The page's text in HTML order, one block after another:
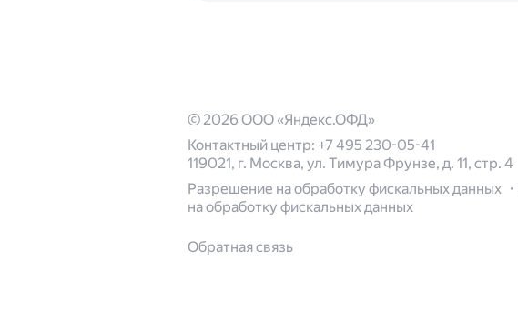
© 2026 ООО «Яндекс.ОФД»
Контактный центр: +7 495 230-05-41
119021, г. Москва, ул. Тимура Фрунзе, д. 11, стр. 4
Разрешение на обработку фискальных данных
на обработку фискальных данных
Обратная связь